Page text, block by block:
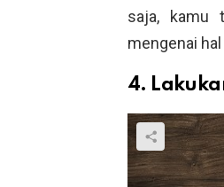
saja, kamu
mengenai hal
4.